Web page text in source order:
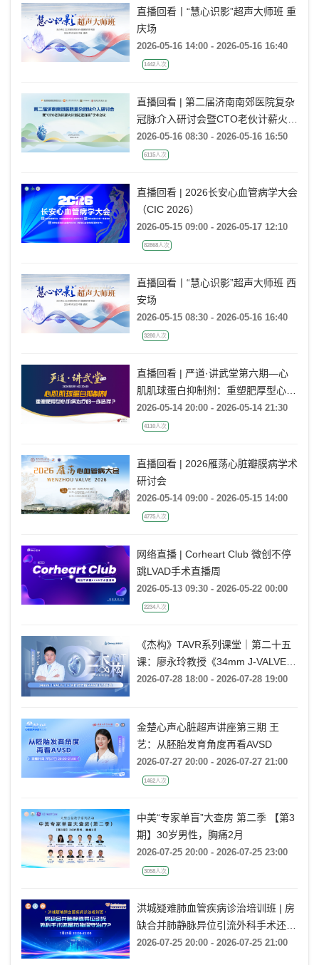
直播回看丨“慧心识影”超声大师班 重
庆场
2026-05-16 14:00 - 2026-05-16 16:40
1442人次
直播回看 | 第二届济南南郊医院复杂
冠脉介入研讨会暨CTO老伙计薪火计
划走进济南
2026-05-16 08:30 - 2026-05-16 16:50
6115人次
直播回看 | 2026长安心血管病学大会
（CIC 2026）
2026-05-15 09:00 - 2026-05-17 12:10
82868人次
直播回看丨“慧心识影”超声大师班 西
安场
2026-05-15 08:30 - 2026-05-16 16:40
3280人次
直播回看 | 严道·讲武堂第六期—心
肌肌球蛋白抑制剂：重塑肥厚型心肌
病治疗的一线选择？
2026-05-14 20:00 - 2026-05-14 21:30
4110人次
直播回看 | 2026雁荡心脏瓣膜病学术
研讨会
2026-05-14 09:00 - 2026-05-15 14:00
4775人次
网络直播 | Corheart Club 微创不停
跳LVAD手术直播周
2026-05-13 09:30 - 2026-05-22 00:00
2234人次
《杰构》TAVR系列课堂｜第二十五
课：廖永玲教授《34mm J-VALVE
TF 治疗超大瓣环AR的实战经验》
2026-07-28 18:00 - 2026-07-28 19:00
金楚心声心脏超声讲座第三期 王
艺：从胚胎发育角度再看AVSD
2026-07-27 20:00 - 2026-07-27 21:00
1462人次
中美“专家单盲”大查房 第二季 【第3
期】30岁男性，胸痛2月
2026-07-25 20:00 - 2026-07-25 23:00
3058人次
洪城疑难肺血管疾病诊治培训班 | 房
缺合并肺静脉异位引流外科手术还是
药物保守治疗?
2026-07-25 20:00 - 2026-07-25 21:00